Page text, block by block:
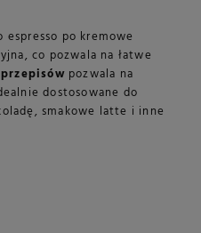
espresso po kremowe
co pozwala na łatwe
pozwala na
dostosowane do
smakowe latte i inne